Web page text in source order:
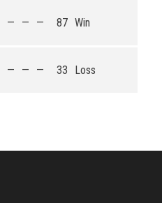
— — — 87 Win
— — — 33 Loss